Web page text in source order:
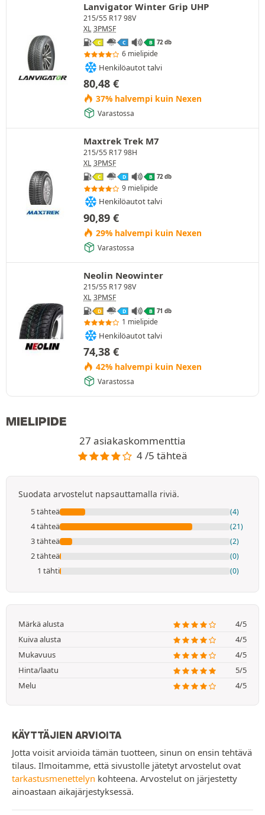
Lanvigator Winter Grip UHP
215/55 R17 98V
XL 3PMSF
C C B 72 db
6 mielipide
Henkilöautot talvi
80,48 €
37% halvempi kuin Nexen
Varastossa
Maxtrek Trek M7
215/55 R17 98H
XL 3PMSF
C D B 72 db
9 mielipide
Henkilöautot talvi
90,89 €
29% halvempi kuin Nexen
Varastossa
Neolin Neowinter
215/55 R17 98V
XL 3PMSF
D D B 71 db
1 mielipide
Henkilöautot talvi
74,38 €
42% halvempi kuin Nexen
Varastossa
MIELIPIDE
27 asiakaskommenttia
4 /5 tähteä
Suodata arvostelut napsauttamalla riviä.
5 tähteä (4)
4 tähteä (21)
3 tähteä (2)
2 tähteä (0)
1 tähti (0)
Märkä alusta
4/5
Kuiva alusta
4/5
Mukavuus
4/5
Hinta/laatu
5/5
Melu
4/5
KÄYTTÄJIEN ARVIOITA
Jotta voisit arvioida tämän tuotteen, sinun on ensin tehtävä
tilaus. Ilmoitamme, että sivustolle jätetyt arvostelut ovat
tarkastusmenettelyn kohteena. Arvostelut on järjestetty
ainoastaan aikajärjestyksessä.